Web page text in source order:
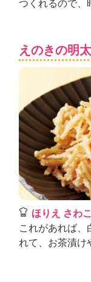
つくれるので、
えのきの明
ほりえ さわこ
これがあれば、
れて、お茶漬け